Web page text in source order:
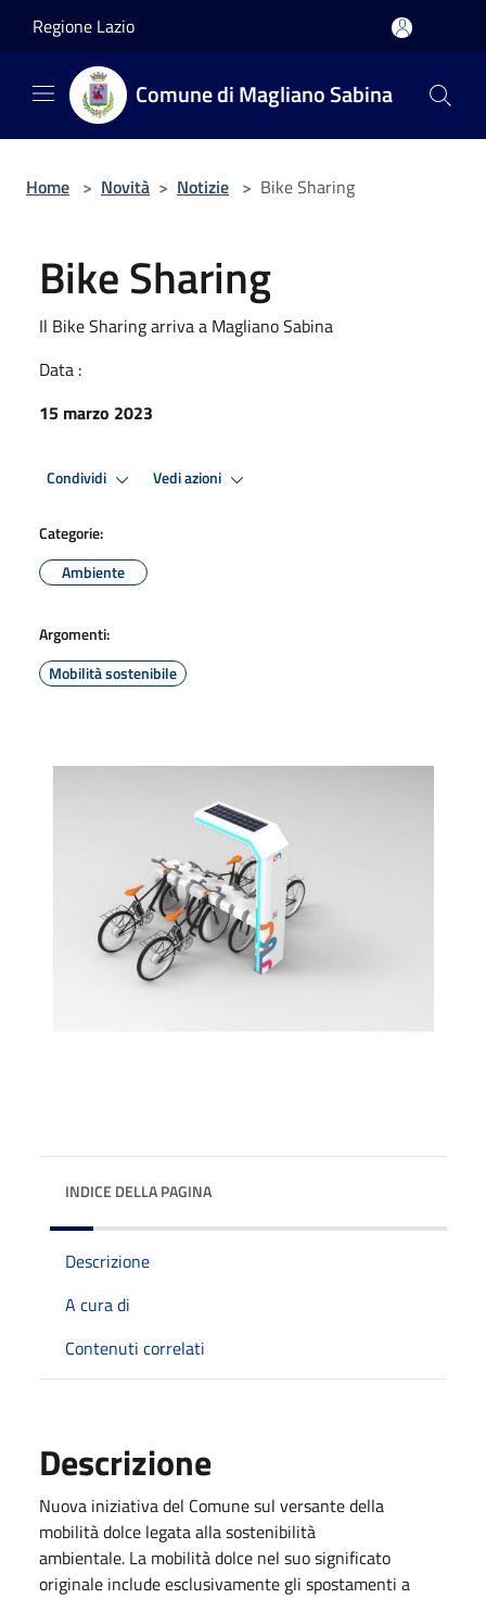
Regione Lazio
Comune di Magliano Sabina
Home > Novità > Notizie > Bike Sharing
Bike Sharing
Il Bike Sharing arriva a Magliano Sabina
Data :
15 marzo 2023
Condividi Vedi azioni
Categorie:
Ambiente
Argomenti:
Mobilità sostenibile
INDICE DELLA PAGINA
Descrizione
A cura di
Contenuti correlati
Descrizione
Nuova iniziativa del Comune sul versante della
mobilità dolce legata alla sostenibilità
ambientale. La mobilità dolce nel suo significato
originale include esclusivamente gli spostamenti a